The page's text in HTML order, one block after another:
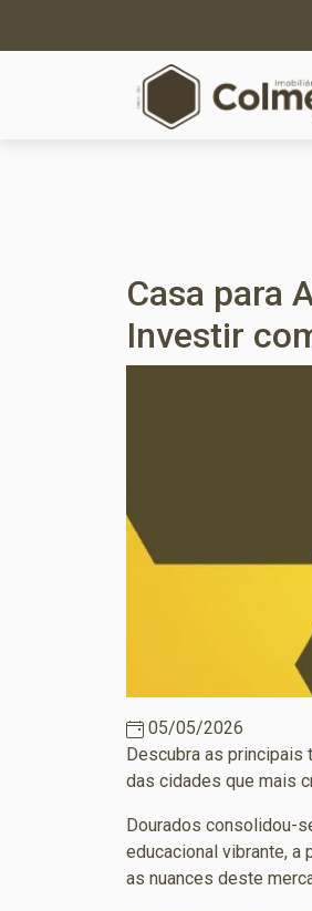
Casa para
Investir
05/05/2026
Descubra as principais
das cidades que mais
Dourados consolidou-
educacional vibrante, a
as nuances deste